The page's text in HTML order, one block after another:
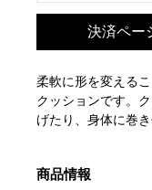
決済ペー
柔軟に形を変える
クッションです。
げたり、身体に巻
ジショニング用な
商品情報